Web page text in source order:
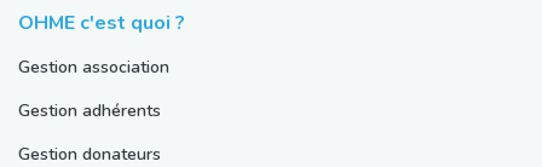
OHME c'est quoi ?
Gestion association
Gestion adhérents
Gestion donateurs